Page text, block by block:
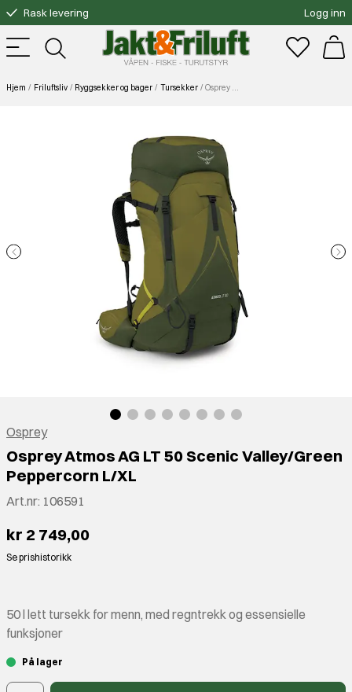
Rask levering
Gratis bytte
Fri frakt over 3000.-
Logg inn
Hjem Friluftsliv Ryggsekker og bager Tursekker Osprey Atmos AG LT 50 Scenic Valley/Green Peppercorn L/XL
Osprey
Osprey Atmos AG LT 50 Scenic Valley/Green
Peppercorn L/XL
Art.nr: 106591
kr 2 749,00
Se prishistorikk
50 l lett tursekk for menn, med regntrekk og essensielle
funksjoner
På lager